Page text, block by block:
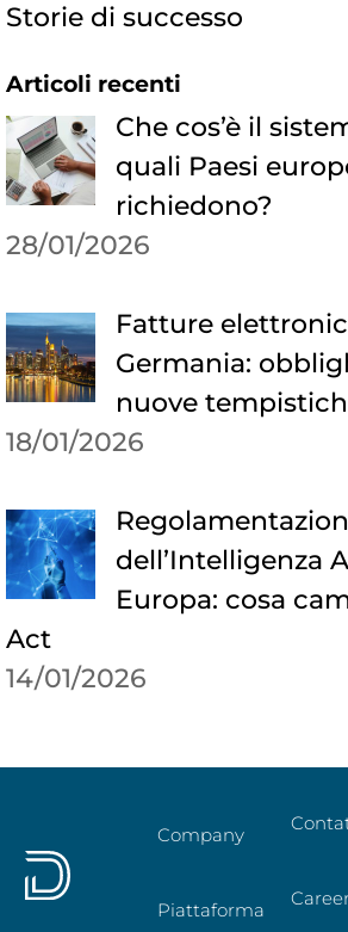
Storie di successo
Articoli recenti
Che cos’è il
quali Paesi
richiedono?
28/01/2026
Fatture
Germania:
nuove
18/01/2026
dell’Intelligenza
Europa: cosa
Act
14/01/2026
Company
Piattaforma